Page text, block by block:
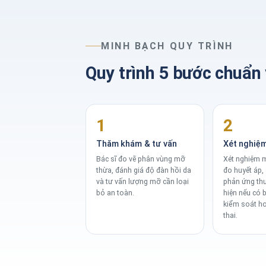
MINH BẠCH QUY TRÌNH
Quy trình 5 bước chuẩn
1
Thăm khám & tư vấn
Bác sĩ đo vẽ phân vùng mỡ
thừa, đánh giá độ đàn hồi da
và tư vấn lượng mỡ cần loại
bỏ an toàn.
2
Xét
Xét nghiệm
đo huyết
phản ứng
hiện nếu có
kiểm soát
thai.